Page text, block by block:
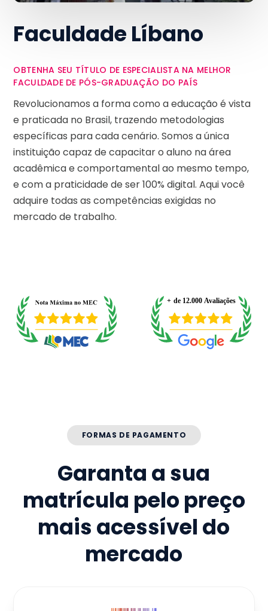
Faculdade Líbano
OBTENHA SEU TÍTULO DE ESPECIALISTA NA MELHOR
FACULDADE DE PÓS-GRADUAÇÃO DO PAÍS
Revolucionamos a forma como a educação é vista
e praticada no Brasil, trazendo metodologias
específicas para cada cenário. Somos a única
instituição capaz de capacitar o aluno na área
acadêmica e comportamental ao mesmo tempo,
e com a praticidade de ser 100% digital. Aqui você
adquire todas as competências exigidas no
mercado de trabalho.
FORMAS DE PAGAMENTO
Garanta a sua
matrícula pelo preço
mais acessível do
mercado